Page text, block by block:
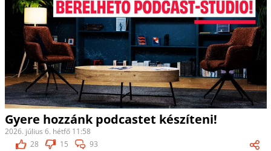
Gyere hozzánk podcastet készíteni!
2026. július 6. hétfő 11:58
28
15 93